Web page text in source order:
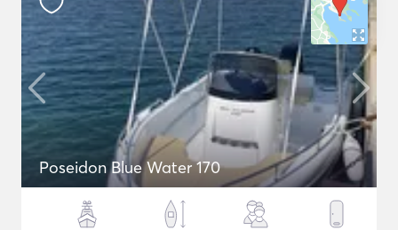
Poseidon Blue Water 170